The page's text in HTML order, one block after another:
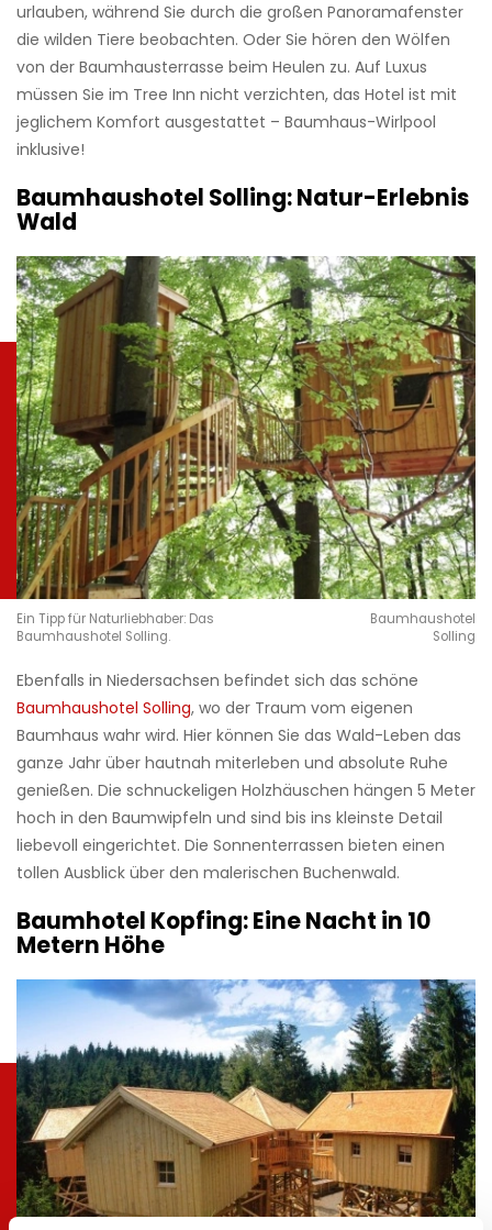
urlauben, während Sie durch die großen Panoramafenster
die wilden Tiere beobachten. Oder Sie hören den Wölfen
von der Baumhausterrasse beim Heulen zu. Auf Luxus
müssen Sie im Tree Inn nicht verzichten, das Hotel ist mit
jeglichem Komfort ausgestattet – Baumhaus-Wirlpool
inklusive!
Baumhaushotel Solling: Natur-Erlebnis
Wald
Ein Tipp für Naturliebhaber: Das
Baumhaushotel Solling.
Baumhaushotel
Solling
Ebenfalls in Niedersachsen befindet sich das schöne
Baumhaushotel Solling, wo der Traum vom eigenen
Baumhaus wahr wird. Hier können Sie das Wald-Leben das
ganze Jahr über hautnah miterleben und absolute Ruhe
genießen. Die schnuckeligen Holzhäuschen hängen 5 Meter
hoch in den Baumwipfeln und sind bis ins kleinste Detail
liebevoll eingerichtet. Die Sonnenterrassen bieten einen
tollen Ausblick über den malerischen Buchenwald.
Baumhotel Kopfing: Eine Nacht in 10
Metern Höhe